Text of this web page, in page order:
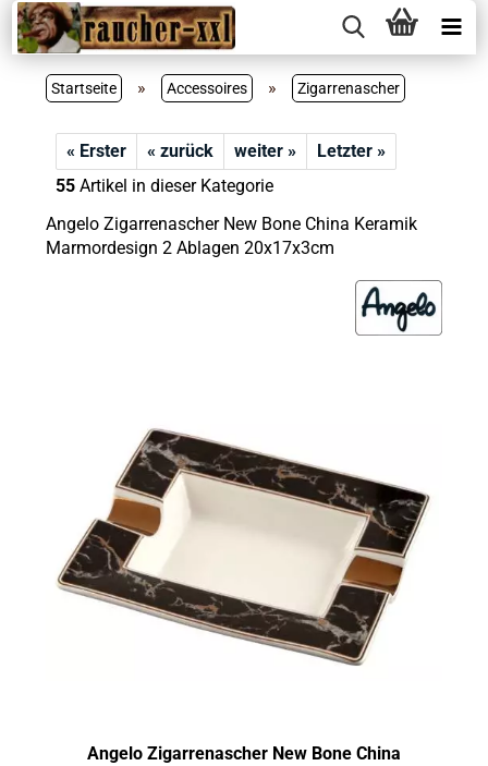
Startseite » Accessoires » Zigarrenascher
« Erster « zurück weiter »
Letzter »
55Artikel in dieser Kategorie
Angelo Zigarrenascher New Bone China Keramik
Marmordesign 2 Ablagen 20x17x3cm
Angelo Zigarrenascher New Bone China